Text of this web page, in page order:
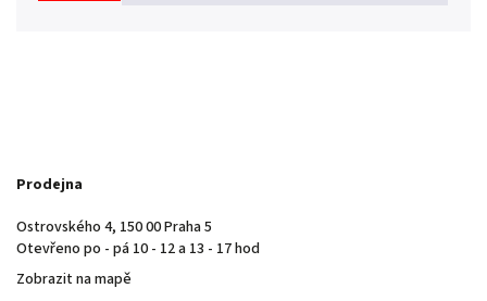
Prodejna
Ostrovského 4, 150 00 Praha 5
Otevřeno po - pá 10 - 12 a 13 - 17 hod
Zobrazit na mapě